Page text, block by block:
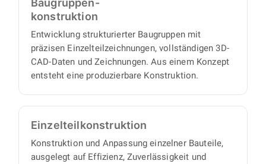
Ihnen einen vollständigen Satz an
Konstruktionsunterlagen, mit minimalem
Abstimmungs- und Aufsichtsaufwand auf Ihrer
Seite.
Baugruppen beschaffen oder fertigen lassen.
Baugruppen-
konstruktion
Entwicklung strukturierter Baugruppen mit
präzisen Einzelteilzeichnungen, vollständigen 3D-
CAD-Daten und Zeichnungen. Aus einem Konzept
entsteht eine produzierbare Konstruktion.
Einzelteil­konstruktion
Konstruktion und Anpassung einzelner Bauteile,
ausgelegt auf Effizienz, Zuverlässigkeit und